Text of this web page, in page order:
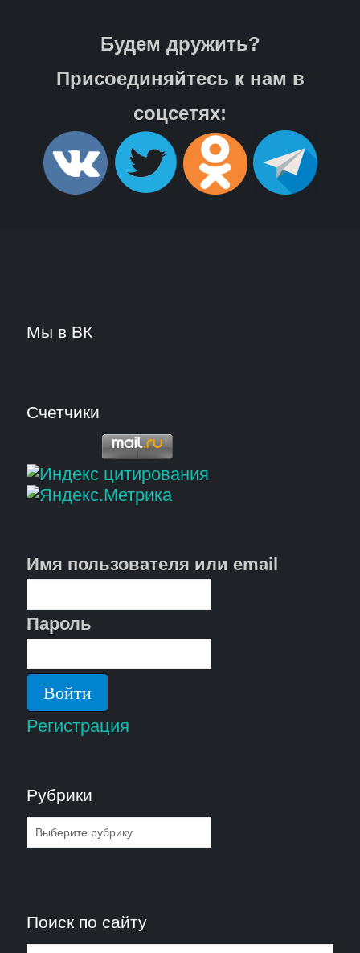
Будем дружить?
Присоединяйтесь к нам в
соцсетях:
Мы в ВК
Счетчики
Имя пользователя или email
Пароль
Регистрация
Рубрики
Рубрики
Поиск по сайту